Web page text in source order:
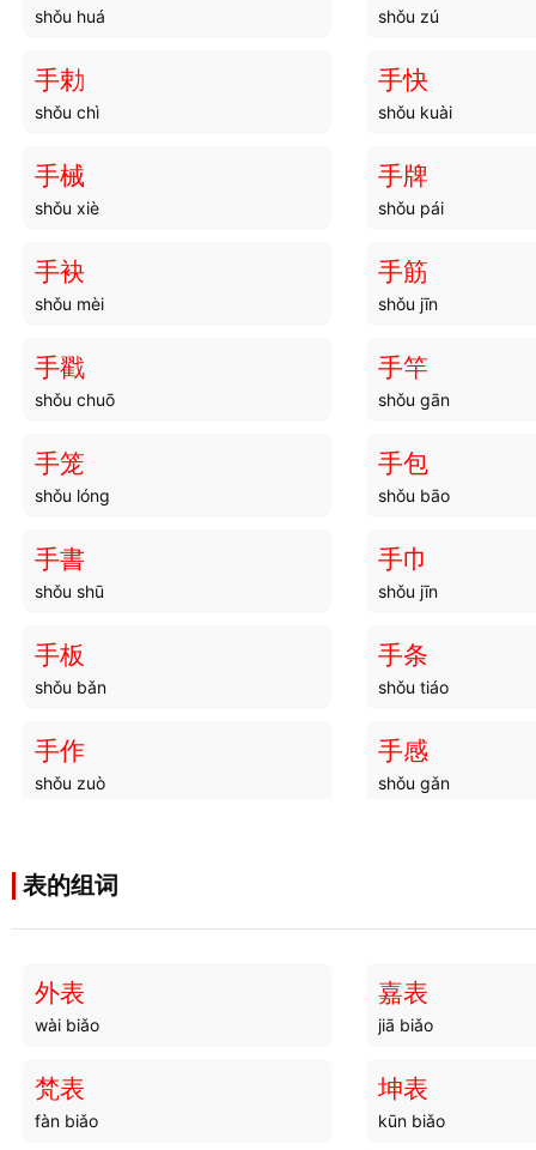
shǒu huá shǒu zú
手勅
shǒu chì
手快
shǒu kuài
手械
shǒu xiè
手牌
shǒu pái
手袂
shǒu mèi
手筋
shǒu jīn
手戳
shǒu chuō
手竿
shǒu gān
手笼
shǒu lóng
手包
shǒu bāo
手書
shǒu shū
手巾
shǒu jīn
手板
shǒu bǎn
手条
shǒu tiáo
手作
shǒu zuò
手感
shǒu gǎn
shǒu xiàng
手钏 手挝
手持 手记
表的组词
外表
wài biǎo
嘉表
jiā biǎo
梵表
fàn biǎo
坤表
kūn biǎo